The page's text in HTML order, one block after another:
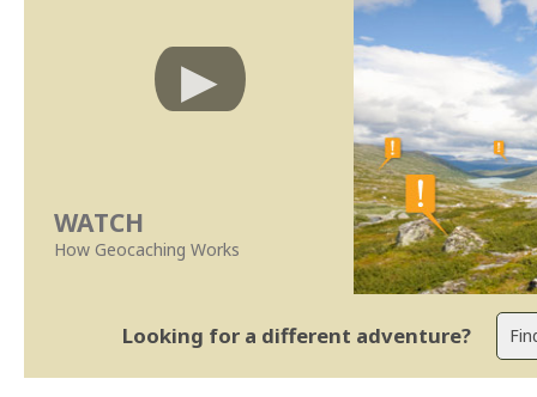
WATCH
How Geocaching Works
Looking for a different adventure?